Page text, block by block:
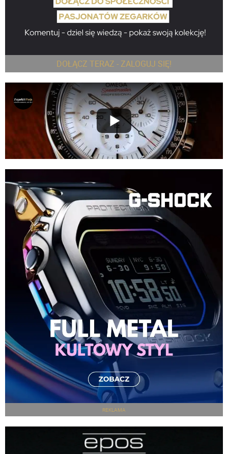
DOŁĄCZ TERAZ - ZALOGUJ SIĘ!
REKLAMA